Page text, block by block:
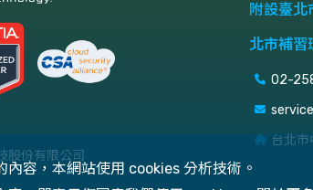
股份有限公司
附設臺
北市補
02-
台北
內容，本網站使用 cookies 分析技術。